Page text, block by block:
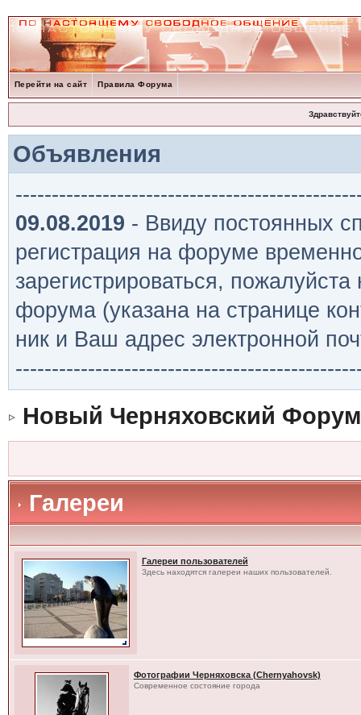
Перейти на сайт Правила Форума
Объявления
09.08.2019 - Ввиду постоянных
регистрация на форуме
зарегистрироваться,
форума (указана на странице
ник и Ваш адрес электронной
Новый Черняховский Форум
Галереи
Галереи пользователей
Здесь находятся галереи наших пользователей.
Фотографии Черняховска (Chernyahovsk)
Современное состояние города